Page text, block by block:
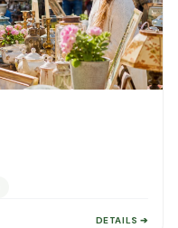
DETAILS ➔